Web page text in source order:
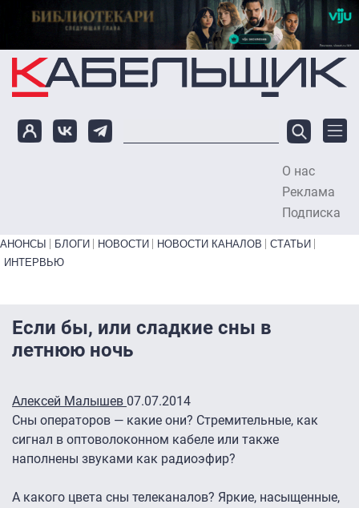
Перейти к основному содержанию
О нас
Реклама
Подписка
Primary links bottom
АНОНСЫ БЛОГИ НОВОСТИ НОВОСТИ КАНАЛОВ
СТАТЬИ
ИНТЕРВЬЮ
Если бы, или сладкие сны в
летнюю ночь
Алексей Малышев 07.07.2014
Сны операторов — какие они? Стремительные, как
сигнал в оптоволоконном кабеле или также
наполнены звуками как радиоэфир?
А какого цвета сны телеканалов? Яркие, насыщенные,